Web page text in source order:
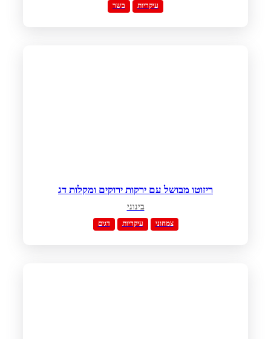
בשר עיקריות
ריזוטו מבושל עם ירקות ירוקים ומקלות דג
בינוני
דגים עיקריות צמחוני